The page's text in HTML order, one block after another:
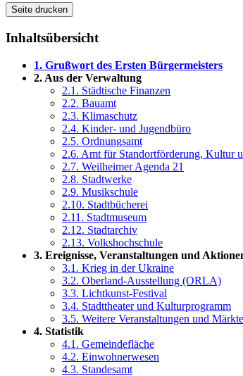
Seite drucken
Inhaltsübersicht
1. Grußwort des Ersten Bürgermeisters
2. Aus der Verwaltung
2.1. Städtische Finanzen
2.2. Bauamt
2.3. Klimaschutz
2.4. Kinder- und Jugendbüro
2.5. Ordnungsamt
2.6. Amt für Standortförderung, Kultur
2.7. Weilheimer Agenda 21
2.8. Stadtwerke
2.9. Musikschule
2.10. Stadtbücherei
2.11. Stadtmuseum
2.12. Stadtarchiv
2.13. Volkshochschule
3. Ereignisse, Veranstaltungen und
3.1. Krieg in der Ukraine
3.2. Oberland-Ausstellung (ORLA)
3.3. Lichtkunst-Festival
3.4. Stadttheater und Kulturprogramm
3.5. Weitere Veranstaltungen und Märkte
4. Statistik
4.1. Gemeindefläche
4.2. Einwohnerwesen
4.3. Standesamt